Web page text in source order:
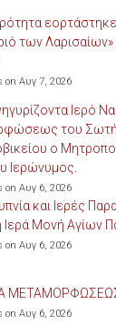
των
on Αυγ 7, 2026
Ιερό
του
ο
Ιερώνυμος.
on Αυγ 6, 2026
και Ιερές
Μονή Αγίων
on Αυγ 6, 2026
on Αυγ 6, 2026